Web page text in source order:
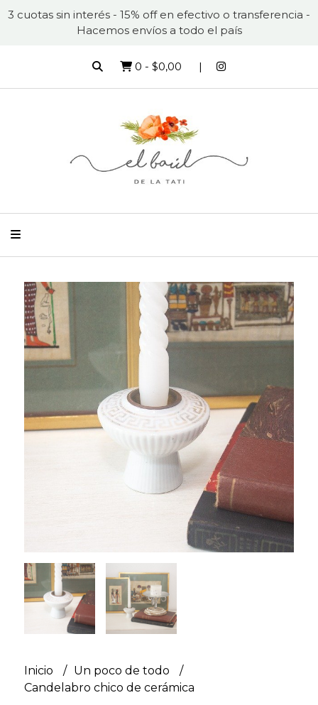
3 cuotas sin interés - 15% off en efectivo o transferencia -
Hacemos envíos a todo el país
0 - $0,00
Inicio
Un poco de todo
Candelabro chico de cerámica